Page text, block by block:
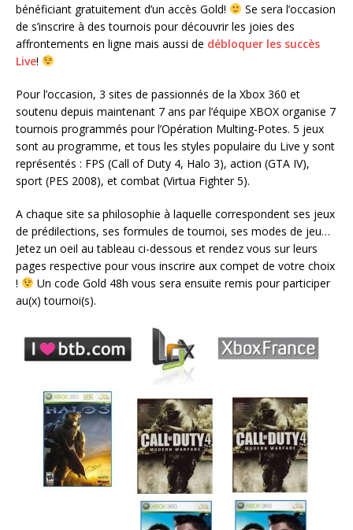
bénéficiant gratuitement d’un accès Gold!
Se sera l’occasion
de s’inscrire à des tournois pour découvrir les joies des
affrontements en ligne mais aussi de débloquer les succès
Live!
Pour l’occasion, 3 sites de passionnés de la Xbox 360 et
soutenu depuis maintenant 7 ans par l’équipe XBOX organise 7
tournois programmés pour l’Opération Multing-Potes. 5 jeux
sont au programme, et tous les styles populaire du Live y sont
représentés : FPS (Call of Duty 4, Halo 3), action (GTA IV),
sport (PES 2008), et combat (Virtua Fighter 5).
A chaque site sa philosophie à laquelle correspondent ses jeux
de prédilections, ses formules de tournoi, ses modes de jeu…
Jetez un oeil au tableau ci-dessous et rendez vous sur leurs
pages respective pour vous inscrire aux compet de votre choix
!
Un code Gold 48h vous sera ensuite remis pour participer
au(x) tournoi(s).